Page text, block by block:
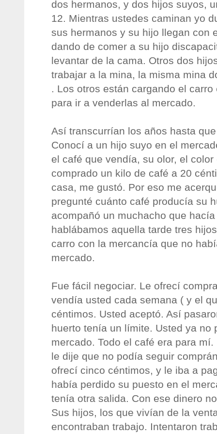
dos hermanos, y dos hijos suyos,
12. Mientras ustedes caminan yo
sus hermanos y su hijo llegan con
dando de comer a su hijo
levantar de la cama. Otros dos
trabajar a la mina, la misma mina
. Los otros están cargando el
para ir a venderlas al mercado.
Así transcurrían los años hasta
Conocí a un hijo suyo en el
el café que vendía, su olor, el
comprado un kilo de café a 20
casa, me gustó. Por eso me
pregunté cuánto café producía su
acompañó un muchacho que
hablábamos aquella tarde tres
carro con la mercancía que no
mercado.
Fue fácil negociar. Le ofrecí
vendía usted cada semana ( y el
céntimos. Usted aceptó. Así
huerto tenía un límite. Usted ya no
mercado. Todo el café era para
le dije que no podía seguir
ofrecí cinco céntimos, y le iba a
había perdido su puesto en el
tenía otra salida. Con ese dinero
Sus hijos, los que vivían de la
encontraban trabajo. Intentaron